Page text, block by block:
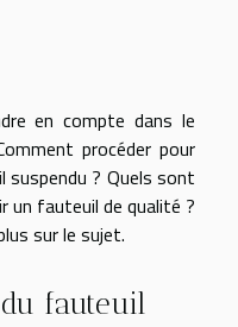
en compte dans le
procéder pour
suspendu ? Quels sont
un fauteuil de qualité ?
sur le sujet.
fauteuil